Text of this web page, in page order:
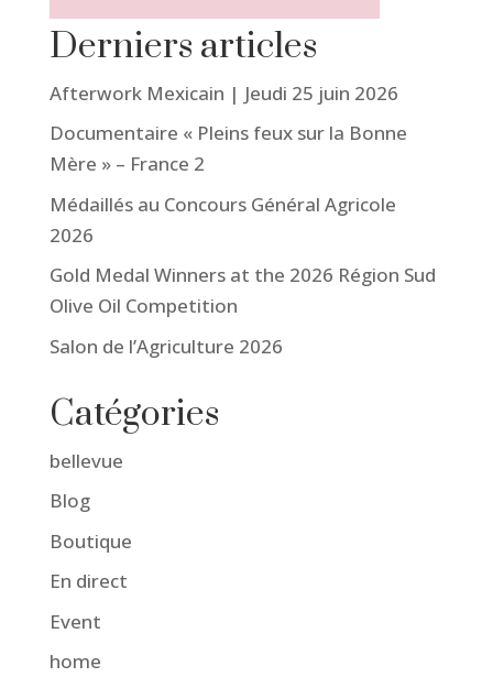
Derniers articles
Afterwork Mexicain | Jeudi 25 juin 2026
Documentaire « Pleins feux sur la Bonne
Mère » – France 2
Médaillés au Concours Général Agricole
2026
Gold Medal Winners at the 2026 Région Sud
Olive Oil Competition
Salon de l’Agriculture 2026
Catégories
bellevue
Blog
Boutique
En direct
Event
home